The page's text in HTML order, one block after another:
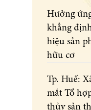
Hưởng
khẳng
hiệu sản
hữu cơ
Tp. Huế:
mắt Tổ
thủy sản